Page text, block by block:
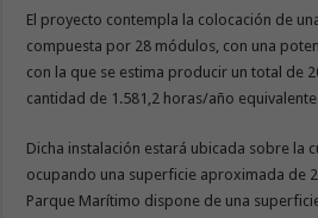
El proyecto contempla la colocación de
compuesta por 28 módulos, con una
con la que se estima producir un total de
cantidad de 1.581,2 horas/año
Dicha instalación estará ubicada sobre la
ocupando una superficie aproximada de
Parque Marítimo dispone de una